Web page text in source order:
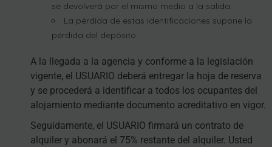
se devolverá por el mismo medio a la salida.
La pérdida de estas identificaciones supone la
pérdida del depósito.
A la llegada a la agencia y conforme a la legislación
vigente, el USUARIO deberá entregar la hoja de reserva
y se procederá a identificar a todos los ocupantes del
alojamiento mediante documento acreditativo en vigor.
Seguidamente, el USUARIO firmará un contrato de
alquiler y abonará el 75% restante del alquiler. Usted